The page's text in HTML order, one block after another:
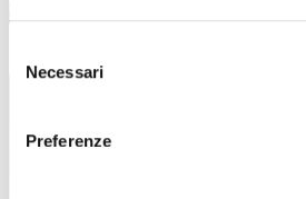
delNecessari
Preferenze